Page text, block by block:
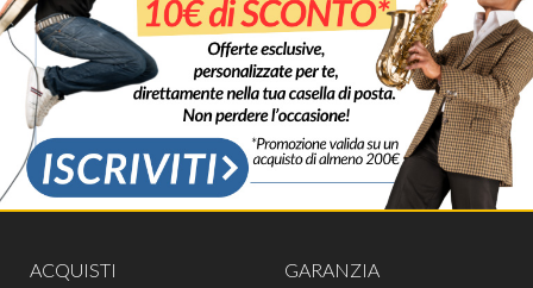
ACQUISTI GARANZIA